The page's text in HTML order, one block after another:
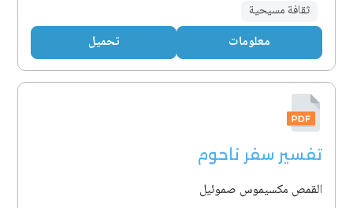
ثقافة مسيحية
معلومات تحميل
تفسير سفر ناحوم
القمص مكسيموس صموئيل